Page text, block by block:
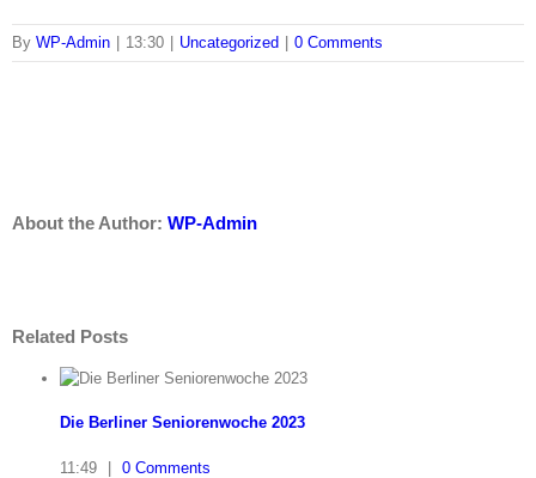
By WP-Admin 13:30 Uncategorized 0 Comments
About the Author: WP-Admin
Related Posts
Die Berliner Seniorenwoche 2023
11:49 | 0 Comments